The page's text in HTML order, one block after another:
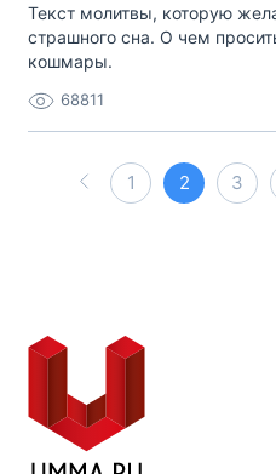
Текст молитвы, которую
страшного сна. О чем
кошмары.
68811
1 2 3